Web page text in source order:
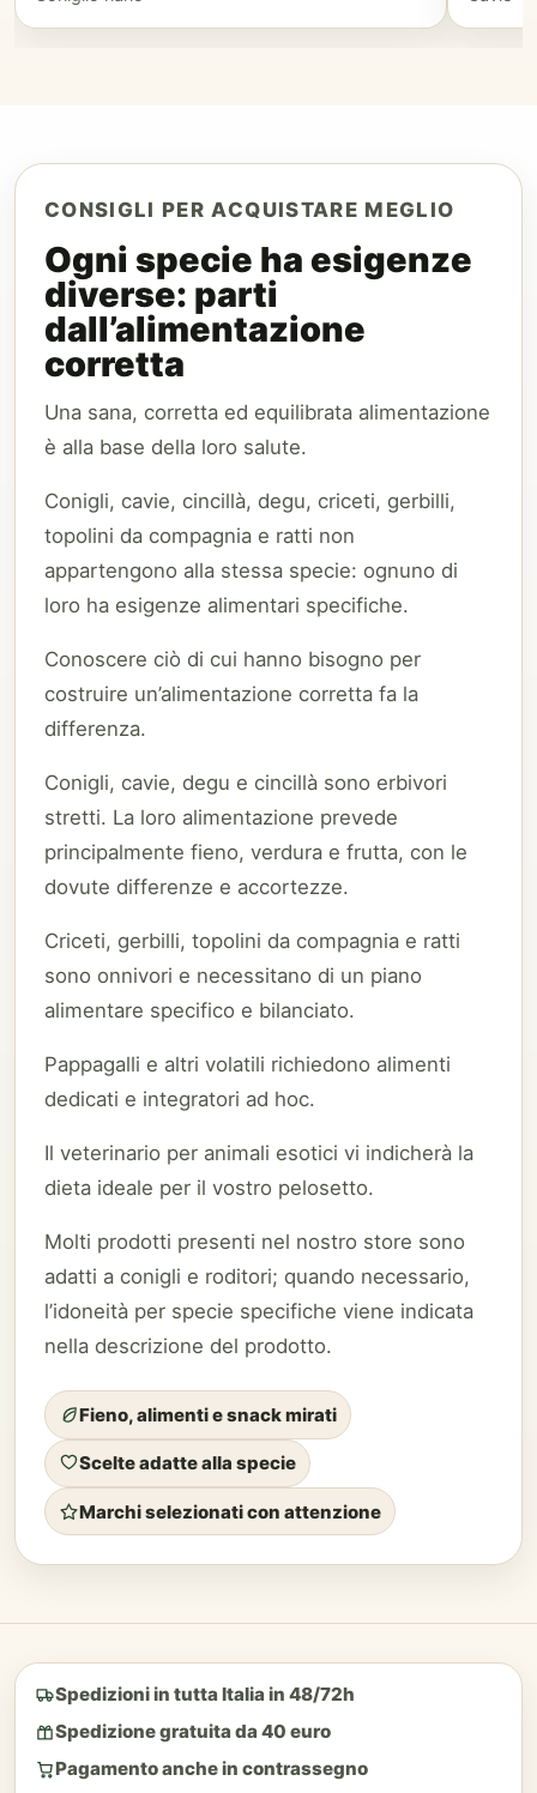
CONSIGLI PER ACQUISTARE MEGLIO
Ogni specie ha esigenze
diverse: parti
dall’alimentazione
corretta
Una sana, corretta ed equilibrata alimentazione
è alla base della loro salute.
Conigli, cavie, cincillà, degu, criceti, gerbilli,
topolini da compagnia e ratti non
appartengono alla stessa specie: ognuno di
loro ha esigenze alimentari specifiche.
Conoscere ciò di cui hanno bisogno per
costruire un’alimentazione corretta fa la
differenza.
Conigli, cavie, degu e cincillà sono erbivori
stretti. La loro alimentazione prevede
principalmente fieno, verdura e frutta, con le
dovute differenze e accortezze.
Criceti, gerbilli, topolini da compagnia e ratti
sono onnivori e necessitano di un piano
alimentare specifico e bilanciato.
Pappagalli e altri volatili richiedono alimenti
dedicati e integratori ad hoc.
Il veterinario per animali esotici vi indicherà la
dieta ideale per il vostro pelosetto.
Molti prodotti presenti nel nostro store sono
adatti a conigli e roditori; quando necessario,
l’idoneità per specie specifiche viene indicata
nella descrizione del prodotto.
Fieno, alimenti e snack mirati
Scelte adatte alla specie
Marchi selezionati con attenzione
Spedizioni in tutta Italia in 48/72h
Spedizione gratuita da 40 euro
Pagamento anche in contrassegno